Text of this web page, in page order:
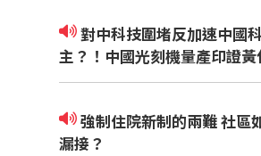
對中科技圍堵反加速中國科技自
主？！中國光刻機量產印證黃
點
強制住院新制的兩難 社區如何不
漏接？